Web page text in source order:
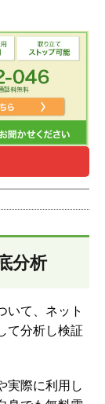
分析
いて、ネット
て分析し検証
実際に利用し